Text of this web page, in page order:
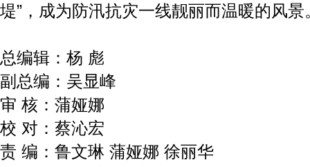
堤”，成为防汛抗灾一线靓丽而温暖的风景
总编辑：杨 彪
副总编：吴显峰
审 核：蒲娅娜
校 对：蔡沁宏
责 编：鲁文琳 蒲娅娜 徐丽华